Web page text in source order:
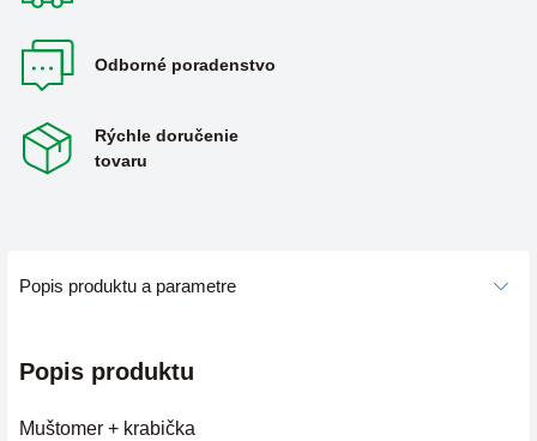
Odborné poradenstvo
Rýchle doručenie
tovaru
Popis produktu a parametre
Popis produktu
Muštomer + krabička